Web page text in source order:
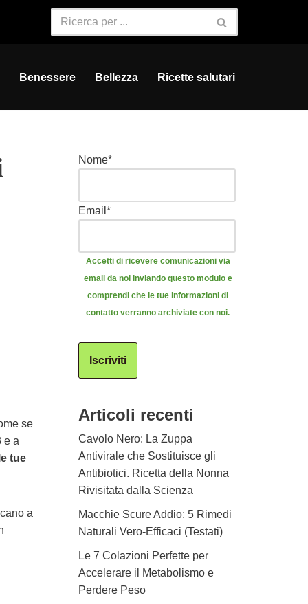
Benessere Bellezza Ricette salutari
se
e a
tue
a
Nome*
Email *
Accetti di ricevere comunicazioni via
email da noi inviando questo modulo e
comprendi che le tue informazioni di
contatto verranno archiviate con noi.
Iscriviti
Articoli recenti
Cavolo Nero: La Zuppa
Antivirale che Sostituisce gli
Antibiotici. Ricetta della Nonna
Rivisitata dalla Scienza
Macchie Scure Addio: 5 Rimedi
Naturali Vero-Efficaci (Testati)
Le 7 Colazioni Perfette per
Accelerare il Metabolismo e
Perdere Peso